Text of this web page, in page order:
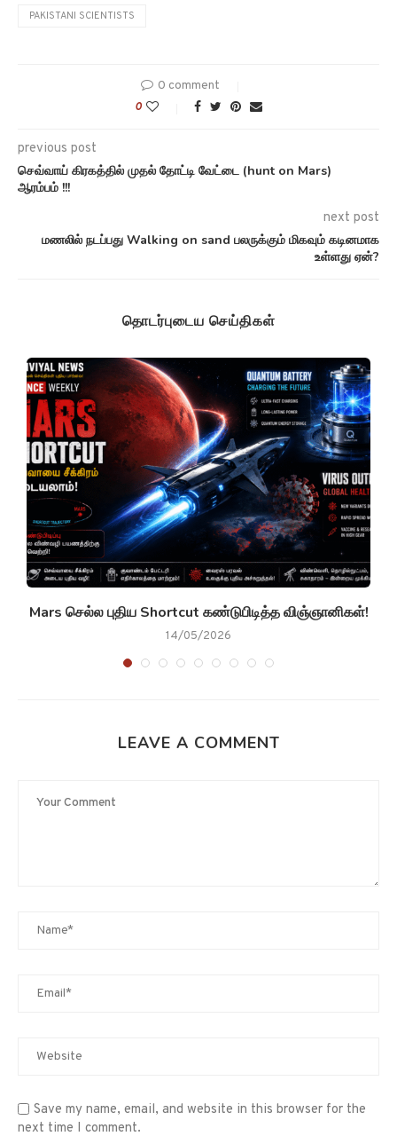
PAKISTANI SCIENTISTS
0 comment
0
previous post
செவ்வாய் கிரகத்தில் முதல் தோட்டி வேட்டை (hunt on Mars)
ஆரம்பம் !!!
next post
மணலில் நடப்பது Walking on sand பலருக்கும் மிகவும் கடினமாக
உள்ளது ஏன்?
தொடர்புடைய செய்திகள்
Mars செல்ல புதிய Shortcut கண்டுபிடித்த விஞ்ஞானிகள்!
14/05/2026
LEAVE A COMMENT
Save my name, email, and website in this browser for the
next time I comment.